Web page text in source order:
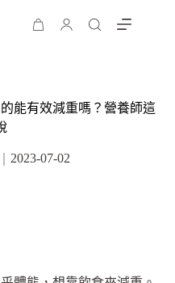
能有效減重嗎？營養師這
2023-07-02